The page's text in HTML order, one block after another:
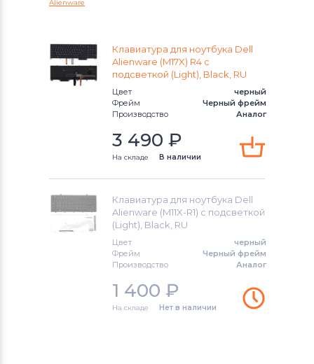
КлавиатурыPackard Bell
КлавиатурыBenq
КлавиатурыLenovo
КлавиатурыGateway
КлавиатурыMedion
КлавиатурыHP
КлавиатурыMSI
КлавиатурыDell
Alienware M Series
Chromebook
Inspiron
Inspiron 11
Alienware
Клавиатура для ноутбука Dell
Alienware (M17X) R4 с
подсветкой (Light), Black, RU
Цвет
черный
Фрейм
Черный фрейм
Производство
Аналог
3 490 ₽
На складе В наличии
Клавиатура для ноутбука Dell
Alienware (M11X-R1) с подсветкой
(Light), Black, RU
Цвет
черный
Фрейм
Черный фрейм
Производство
Аналог
1 400 ₽
На складе Нет в наличии